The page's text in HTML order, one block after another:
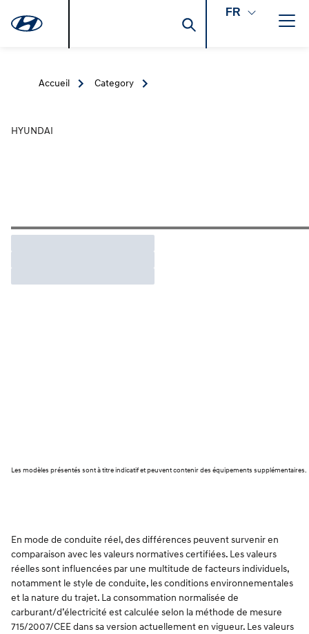
FR
Accueil Category
HYUNDAI
Les modèles présentés sont à titre indicatif et peuvent contenir des équipements supplémentaires.
En mode de conduite réel, des différences peuvent survenir en
comparaison avec les valeurs normatives certifiées. Les valeurs
réelles sont influencées par une multitude de facteurs individuels,
notamment le style de conduite, les conditions environnementales
et la nature du trajet. La consommation normalisée de
carburant/d’électricité est calculée selon la méthode de mesure
715/2007/CEE dans sa version actuellement en vigueur. Les valeurs